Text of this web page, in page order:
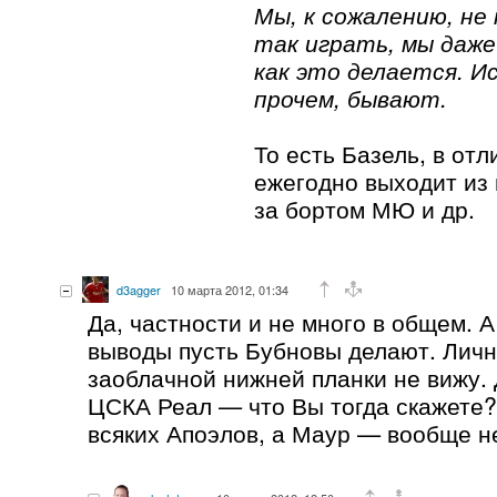
Мы, к сожалению, не
так играть, мы
как это делается.
прочем, бывают.
То есть Базель, в
ежегодно выходит
за бортом МЮ и др.
d3agger 10 марта 2012, 01:34
Да, частности и не много в общем.
выводы пусть Бубновы делают.
заоблачной нижней планки не
ЦСКА Реал — что Вы тогда
всяких Апоэлов, а Маур — вообще